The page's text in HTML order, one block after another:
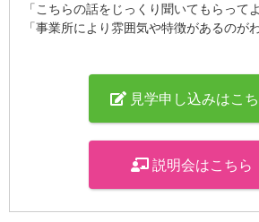
「こちらの話をじっくり聞いてもらって
「事業所により雰囲気や特徴があるのが
見学申し込みはこ
説明会はこちら